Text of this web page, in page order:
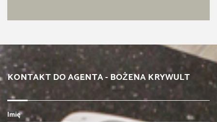
KONTAKT DO AGENTA - BOŻENA KRYWULT
Imię